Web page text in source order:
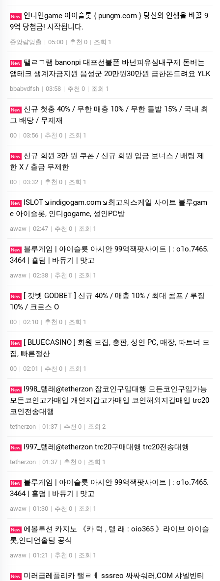
New
인디언game 아이슬롯 { pungm.com } 당신의 인생을 바꿀 9
9억 당첨금! 시작됩니다.
쥰앙럄엉촐 | 05:00 | 추천 0 | 조회 1
New
탤ㄹㄱ램 banonpi 대포선불폰 바넌피유심내구제 돈버는
앱테크 생계자금지원 음성군 20만원30만원 급한돈드려요 YLK
bbabvdfsh | 03:58 | 추천 0 | 조회 1
New
신규 첫충 40% / 무한 매충 10% / 무한 돌발 15% / 국내 최
고 배당 / 무제재
00 | 03:56 | 추천 0 | 조회 1
New
신규 회원 3만 원 쿠폰 / 신규 회원 입금 보너스 / 배팅 제
한 X / 출금 무제한
00 | 03:32 | 추천 0 | 조회 1
New
ISLOT↘indigogam.com↘최고의스케일 사이트 블루gam
e 아이슬­롯, 인디gogame, 성인PC방
awaw | 02:47 | 추천 0 | 조회 1
New
블루게­임 | 아이슬룟 아시안 99억잭­팟사이트 | : o1o.7465.
3464 | 횰덤 | 바듀기 | 맛고
awaw | 02:38 | 추천 0 | 조회 1
New
[ 갓벳 GODBET ] 신규 40% / 매충 10% / 최대 콤프 / 루징
10% / 크로스 O
00 | 02:10 | 추천 0 | 조회 1
New
[ BLUECASINO ] 회원 모집, 총판, 성인 PC, 매장, 파트너 모
집, 빠른정산
00 | 02:01 | 추천 0 | 조회 1
New
I998_텔래@tetherzon 잡코인구입대행 모든코인구입가능
모든코인고가매입 개인지갑고가매입 코인해외지갑매입 trc20
코인전송대행
tetherzon | 01:37 | 추천 0 | 조회 2
New I997_텔레@tetherzon trc20구매대행 trc20전송대행
tetherzon | 01:37 | 추천 0 | 조회 1
New
블루게­임 | 아이슬룟 아시안 99억잭­팟사이트 | : o1o.7465.
3464 | 횰덤 | 바듀기 | 맛고
awaw | 01:30 | 추천 0 | 조회 1
New 에볼루션 카­지노 《카 턱 , 텔 래 : oio365 》라이브 아이슬
롯,인디언홀덤 공식
awaw | 01:21 | 추천 0 | 조회 1
New
미러급레플리카 탤ㄹㅔ sssreo 싸싸숴러,COM 샤넬빈티